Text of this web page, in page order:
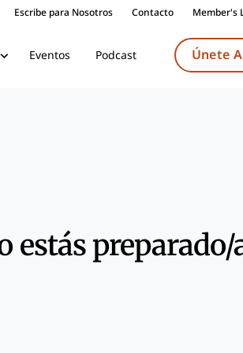
Escribe para Nosotros Contacto Member's
Eventos Podcast Únete
preparado/